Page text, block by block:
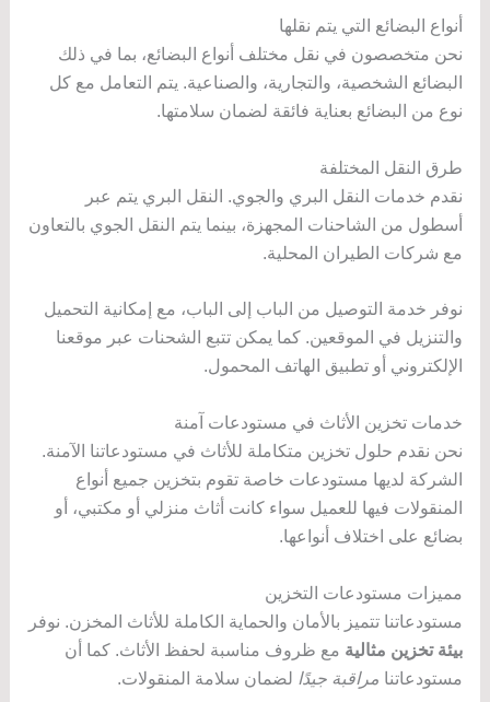
أنواع البضائع التي يتم نقلها
نحن متخصصون في نقل مختلف أنواع البضائع، بما في ذلك
البضائع الشخصية، والتجارية، والصناعية. يتم التعامل مع كل
نوع من البضائع بعناية فائقة لضمان سلامتها.
طرق النقل المختلفة
نقدم خدمات النقل البري والجوي. النقل البري يتم عبر
أسطول من الشاحنات المجهزة، بينما يتم النقل الجوي بالتعاون
مع شركات الطيران المحلية.
نوفر خدمة التوصيل من الباب إلى الباب، مع إمكانية التحميل
والتنزيل في الموقعين. كما يمكن تتبع الشحنات عبر موقعنا
الإلكتروني أو تطبيق الهاتف المحمول.
خدمات تخزين الأثاث في مستودعات آمنة
نحن نقدم حلول تخزين متكاملة للأثاث في مستودعاتنا الآمنة.
الشركة لديها مستودعات خاصة تقوم بتخزين جميع أنواع
المنقولات فيها للعميل سواء كانت أثاث منزلي أو مكتبي، أو
بضائع على اختلاف أنواعها.
مميزات مستودعات التخزين
مستودعاتنا تتميز بالأمان والحماية الكاملة للأثاث المخزن. نوفر
بيئة تخزين مثالية مع ظروف مناسبة لحفظ الأثاث. كما أن
مستودعاتنا مراقبة جيدًا لضمان سلامة المنقولات.